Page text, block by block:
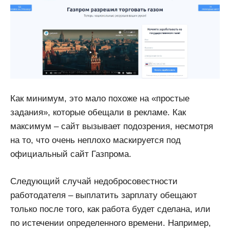
Как минимум, это мало похоже на «простые
задания», которые обещали в рекламе. Как
максимум – сайт вызывает подозрения, несмотря
на то, что очень неплохо маскируется под
официальный сайт Газпрома.
Следующий случай недобросовестности
работодателя – выплатить зарплату обещают
только после того, как работа будет сделана, или
по истечении определенного времени. Например,